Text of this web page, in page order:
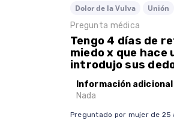
Dolor de la Vulva
Unión
Pregunta médica
Tengo 4 días de
miedo x que hace
introdujo sus
Información adicional
Nada
Preguntado por mujer de 25